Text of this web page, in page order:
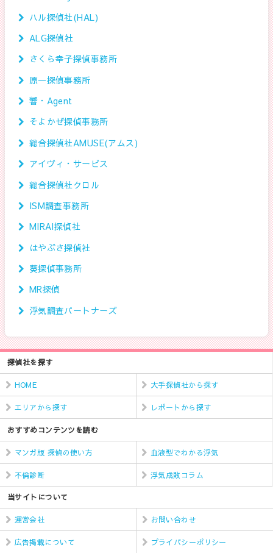
ハル探偵社(HAL)
ALG探偵社
さくら幸子探偵事務所
原一探偵事務所
響・Agent
そよかぜ探偵事務所
総合探偵社AMUSE(アムス)
アイヴィ・サービス
総合探偵社クロル
ISM調査事務所
MIRAI探偵社
はやぶさ探偵社
葵探偵事務所
MR探偵
浮気調査パートナーズ
探偵社を探す
HOME 大手探偵社から探す
エリアから探す レポートから探す
おすすめコンテンツを読む
マンガ版 探偵の使い方 血液型でわかる浮気
不倫診断 浮気成敗コラム
当サイトについて
運営会社 お問い合わせ
広告掲載について プライバシーポリシー